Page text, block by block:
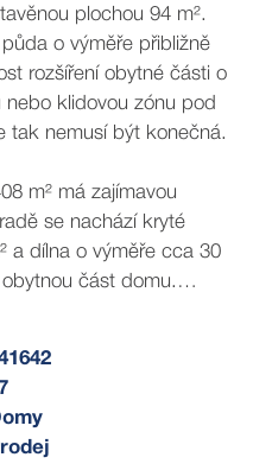
plochou 94 m².
o výměře přibližně
rozšíření obytné části o
klidovou zónu pod
tak nemusí být konečná.
m² má zajímavou
se nachází kryté
a dílna o výměře cca 30
část domu.
se prostor otevře
zcela nový pohled na
vytvořit další
nebo záhony.
studna s darlingem,